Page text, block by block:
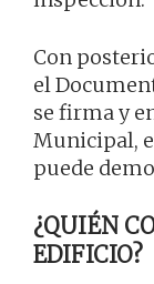
Con
el
se firma y
Municipal,
puede
¿QUIÉN
EDIFICIO?